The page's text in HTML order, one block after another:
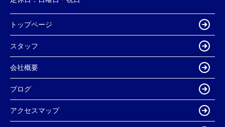
トップページ
スタッフ
会社概要
ブログ
アクセスマップ